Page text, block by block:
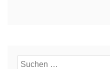
Suchen